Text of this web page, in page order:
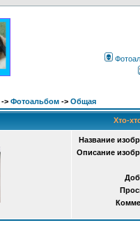
-> Фотоальбом -> Общая
Хто-
Название
Описание